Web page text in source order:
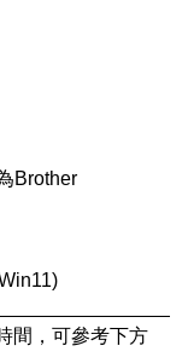
Brother
間，可參考下方